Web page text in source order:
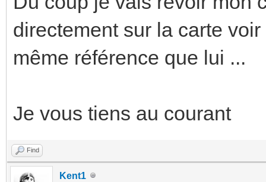
directement sur la carte
même référence que lui ...
Je vous tiens au courant
Find
Kent1